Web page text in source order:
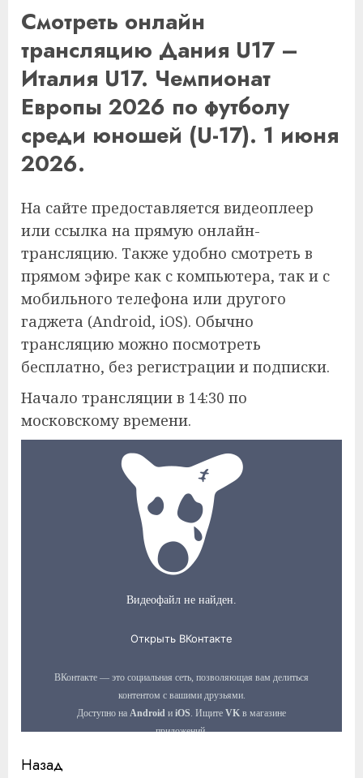
Смотреть онлайн
трансляцию Дания U17 –
Италия U17. Чемпионат
Европы 2026 по футболу
среди юношей (U-17). 1 июня
2026.
На сайте предоставляется видеоплеер
или ссылка на прямую онлайн-
трансляцию. Также удобно смотреть в
прямом эфире как с компьютера, так и с
мобильного телефона или другого
гаджета (Android, iOS). Обычно
трансляцию можно посмотреть
бесплатно, без регистрации и подписки.
Начало трансляции в 14:30 по
московскому времени.
Продолжить
Назад